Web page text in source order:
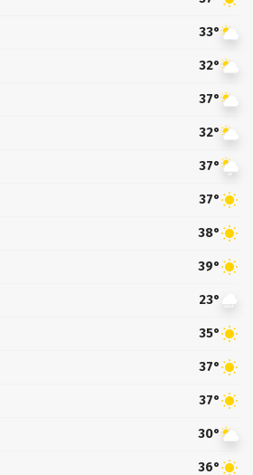
33°
32°
37°
32°
37°
37°
38°
39°
23°
35°
37°
37°
30°
36°